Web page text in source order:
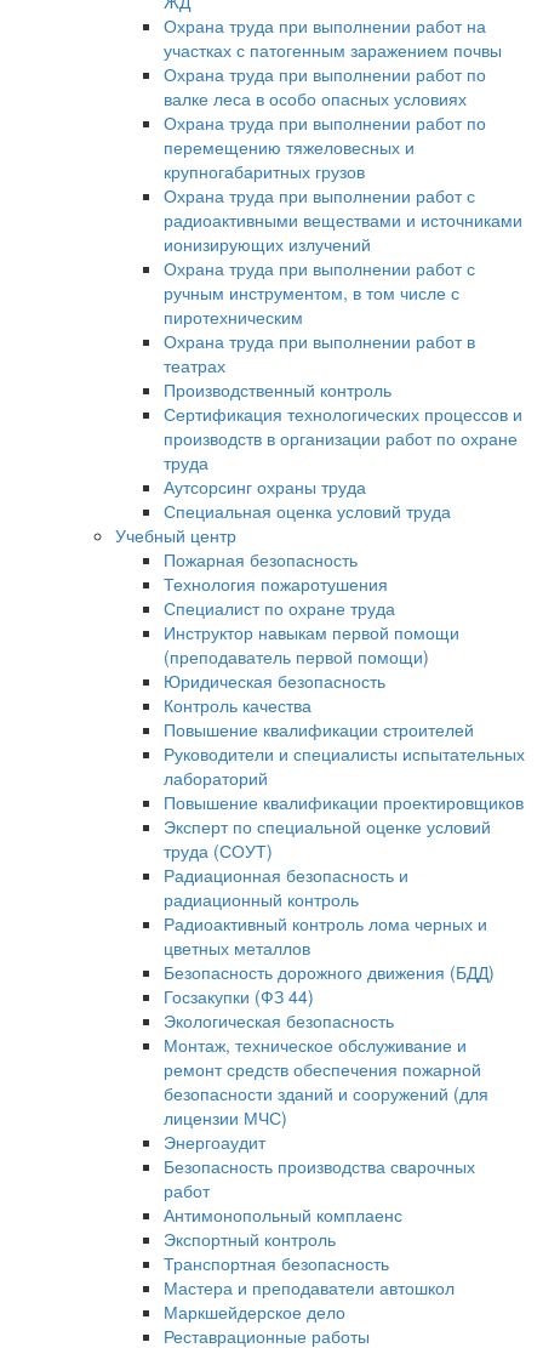
Охрана труда при выполнении работ на
участках с патогенным заражением почвы
Охрана труда при выполнении работ по
валке леса в особо опасных условиях
Охрана труда при выполнении работ по
перемещению тяжеловесных и
крупногабаритных грузов
Охрана труда при выполнении работ с
радиоактивными веществами и источниками
ионизирующих излучений
Охрана труда при выполнении работ с
ручным инструментом, в том числе с
пиротехническим
Охрана труда при выполнении работ в
театрах
Производственный контроль
Сертификация технологических процессов и
производств в организации работ по охране
труда
Аутсорсинг охраны труда
Специальная оценка условий труда
Учебный центр
Пожарная безопасность
Технология пожаротушения
Специалист по охране труда
Инструктор навыкам первой помощи
(преподаватель первой помощи)
Юридическая безопасность
Контроль качества
Повышение квалификации строителей
Руководители и специалисты испытательных
лабораторий
Повышение квалификации проектировщиков
Эксперт по специальной оценке условий
труда (СОУТ)
Радиационная безопасность и
радиационный контроль
Радиоактивный контроль лома черных и
цветных металлов
Безопасность дорожного движения (БДД)
Госзакупки (ФЗ 44)
Экологическая безопасность
Монтаж, техническое обслуживание и
ремонт средств обеспечения пожарной
безопасности зданий и сооружений (для
лицензии МЧС)
Энергоаудит
Безопасность производства сварочных
работ
Антимонопольный комплаенс
Экспортный контроль
Транспортная безопасность
Мастера и преподаватели автошкол
Маркшейдерское дело
Реставрационные работы